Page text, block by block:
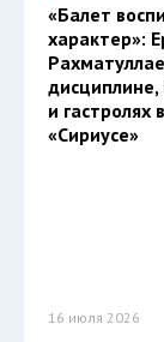
«Балет
характер»:
дисциплине,
и гастролях в
«Сириусе»
16 июля 2026